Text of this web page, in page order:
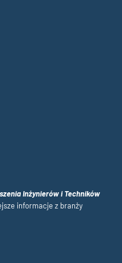
Inżynierów i Techników
informacje z branży